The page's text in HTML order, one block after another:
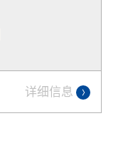
详细信息